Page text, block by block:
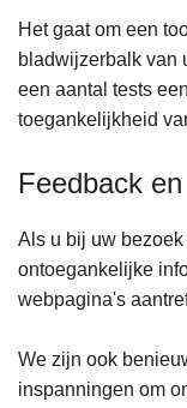
Het gaat om een
bladwijzerbalk van
een aantal tests
toegankelijkheid
Feedback
Als u bij uw
ontoegankelijke
webpagina's
We zijn ook
inspanningen om